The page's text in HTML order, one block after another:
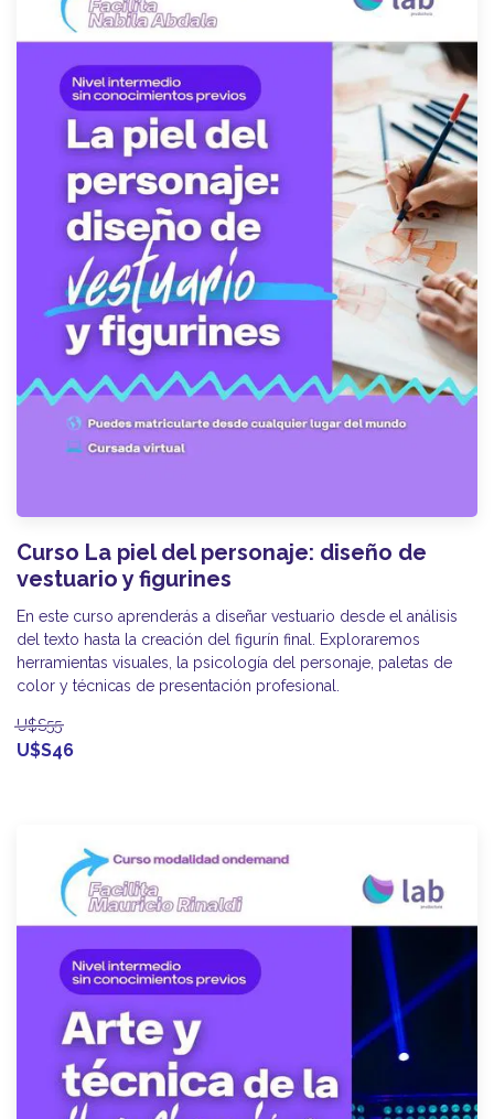
Curso La piel del personaje: diseño de
vestuario y figurines
En este curso aprenderás a diseñar vestuario desde el análisis
del texto hasta la creación del figurín final. Exploraremos
herramientas visuales, la psicología del personaje, paletas de
color y técnicas de presentación profesional.
U$S55
U$S46